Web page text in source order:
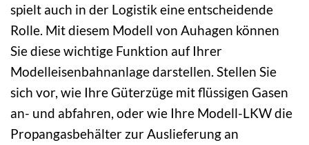
spielt auch in der Logistik eine entscheidende
Rolle. Mit diesem Modell von Auhagen können
Sie diese wichtige Funktion auf Ihrer
Modelleisenbahnanlage darstellen. Stellen Sie
sich vor, wie Ihre Güterzüge mit flüssigen Gasen
an- und abfahren, oder wie Ihre Modell-LKW die
Propangasbehälter zur Auslieferung an